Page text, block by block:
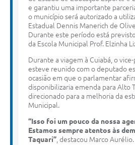
e garantiu uma importante
o município será autorizado a
Estadual Dennis Manerich de
Durante este período está
da Escola Municipal Prof. Elzinha
Durante a viagem à Cuiabá, o
esteve reunido com o deputado
ocasião em que o parlamentar
disponibilizaria emenda para Alto
direcionado para a melhoria da
Municipal.
“Isso foi um pouco da nossa
Estamos sempre atentos às
Taquari” , destacou Marco Aurélio.